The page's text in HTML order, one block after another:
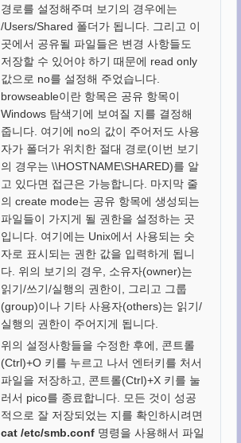
경로를 설정해주며 보기의 경우에는
/Users/Shared 폴더가 됩니다. 그리고 이
곳에서 공유될 파일들은 변경 사항들도
저장할 수 있어야 하기 때문에 read only
값으로 no를 설정해 주었습니다.
browseable이란 항목은 공유 항목이
Windows 탐색기에 보여질 지를 결정해
줍니다. 여기에 no의 값이 주어저도 사용
자가 폴더가 위치한 절대 경로(이번 보기
의 경우는 \\HOSTNAME\SHARED)를 알
고 있다면 접근은 가능합니다. 마지막 줄
의 create mode는 공유 항목에 생성되는
파일들이 가지게 될 권한을 설정하는 곳
입니다. 여기에는 Unix에서 사용되는 숫
자로 표시되는 권한 값을 입력하게 됩니
다. 위의 보기의 경우, 소유자(owner)는
읽기/쓰기/실행의 권한이, 그리고 그룹
(group)이나 기타 사용자(others)는 읽기/
실행의 권한이 주어지게 됩니다.
위의 설정사항들을 수정한 후에, 콘트롤
(Ctrl)+O 키를 누르고 나서 엔터키를 처서
파일을 저장하고, 콘트롤(Ctrl)+X 키를 눌
러서 pico를 종료합니다. 모든 것이 성공
적으로 잘 저장되었는 지를 확인하시려면
cat /etc/smb.conf명령을 사용해서 파일